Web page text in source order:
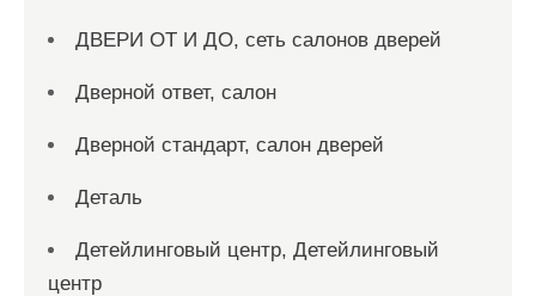
ДВЕРИ ОТ И ДО, сеть салонов дверей
Дверной ответ, салон
Дверной стандарт, салон дверей
Деталь
Детейлинговый центр, Детейлинговый
центр